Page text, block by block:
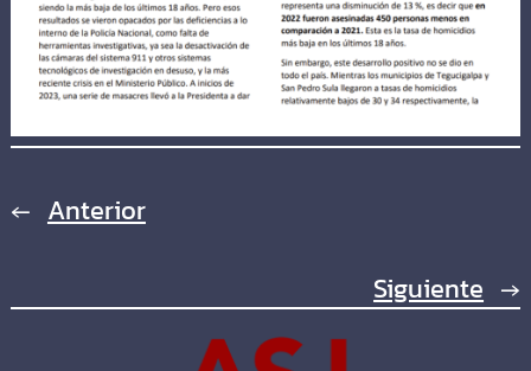
← Anterior
Siguiente →